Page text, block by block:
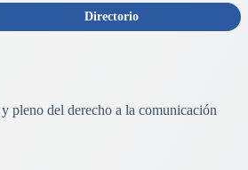
Directorio
pleno del derecho a la comunicación